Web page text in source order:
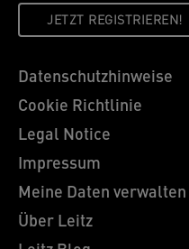
JETZT REGISTRIEREN!
Datenschutzhinweise
Cookie Richtlinie
Legal Notice
Impressum
Meine Daten verwalten
Über Leitz